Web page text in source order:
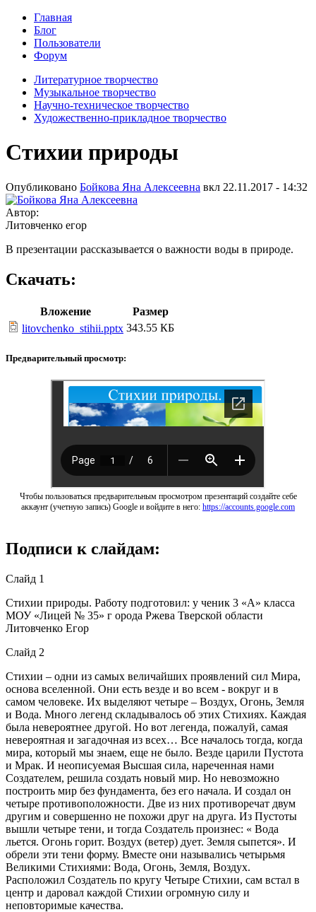
Главная
Блог
Пользователи
Форум
Литературное творчество
Музыкальное творчество
Научно-техническое творчество
Художественно-прикладное творчество
Стихии природы
Опубликовано Бойкова Яна Алексеевна вкл 22.11.2017 - 14:32
Автор:
Литовченко егор
В презентации рассказывается о важности воды в природе.
Скачать:
Вложение
Размер
litovchenko_stihii.pptx 343.55 КБ
Предварительный просмотр:
Чтобы пользоваться предварительным просмотром презентаций создайте себе
аккаунт (учетную запись) Google и войдите в него: https://accounts.google.com
Подписи к слайдам:
Слайд 1
Стихии природы. Работу подготовил: у ченик 3 «А» класса
МОУ «Лицей № 35» г орода Ржева Тверской области
Литовченко Егор
Слайд 2
Стихии – одни из самых величайших проявлений сил Мира,
основа вселенной. Они есть везде и во всем - вокруг и в
самом человеке. Их выделяют четыре – Воздух, Огонь, Земля
и Вода. Много легенд складывалось об этих Стихиях. Каждая
была невероятнее другой. Но вот легенда, пожалуй, самая
невероятная и загадочная из всех… Все началось тогда, когда
мира, который мы знаем, еще не было. Везде царили Пустота
и Мрак. И неописуемая Высшая сила, нареченная нами
Создателем, решила создать новый мир. Но невозможно
построить мир без фундамента, без его начала. И создал он
четыре противоположности. Две из них противоречат двум
другим и совершенно не похожи друг на друга. Из Пустоты
вышли четыре тени, и тогда Создатель произнес: « Вода
льется. Огонь горит. Воздух (ветер) дует. Земля сыпется». И
обрели эти тени форму. Вместе они назывались четырьмя
Великими Стихиями: Вода, Огонь, Земля, Воздух.
Расположил Создатель по кругу Четыре Стихии, сам встал в
центр и даровал каждой Стихии огромную силу и
неповторимые качества.